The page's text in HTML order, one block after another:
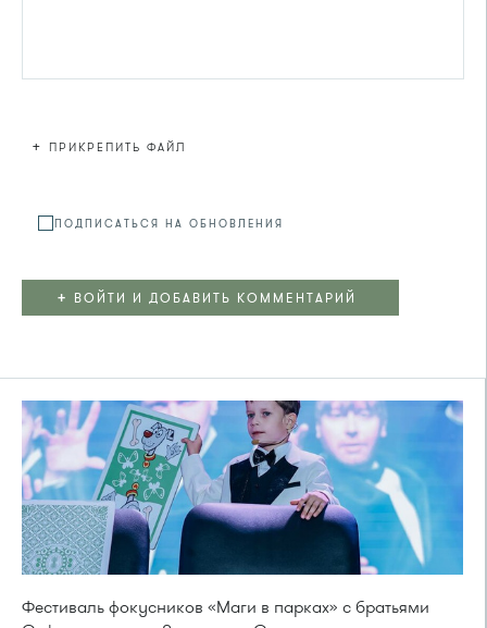
+ ПРИКРЕПИТЬ ФАЙЛ
ПОДПИСАТЬСЯ НА ОБНОВЛЕНИЯ
+ ВОЙТИ И ДОБАВИТЬ КОММЕНТАРИЙ
Фестиваль фокусников «Маги в парках» с братьями